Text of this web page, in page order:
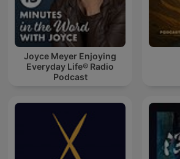
Joyce Meyer Enjoying
Everyday Life® Radio
Podcast